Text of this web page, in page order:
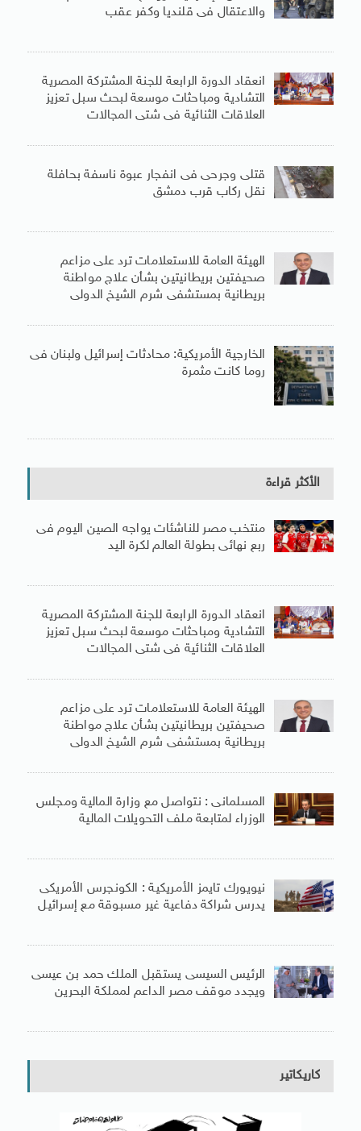
والاعتقال فى قلنديا وكفر عقب
انعقاد الدورة الرابعة للجنة المشتركة المصرية
التشادية ومباحثات موسعة لبحث سبل تعزيز
العلاقات الثنائية فى شتى المجالات
قتلى وجرحى فى انفجار عبوة ناسفة بحافلة
نقل ركاب قرب دمشق
الهيئة العامة للاستعلامات ترد على مزاعم
صحيفتين بريطانيتين بشأن علاج مواطنة
بريطانية بمستشفى شرم الشيخ الدولى
الخارجية الأمريكية: محادثات إسرائيل ولبنان فى
روما كانت مثمرة
الأكثر قراءة
منتخب مصر للناشئات يواجه الصين اليوم فى
ربع نهائى بطولة العالم لكرة اليد
انعقاد الدورة الرابعة للجنة المشتركة المصرية
التشادية ومباحثات موسعة لبحث سبل تعزيز
العلاقات الثنائية فى شتى المجالات
الهيئة العامة للاستعلامات ترد على مزاعم
صحيفتين بريطانيتين بشأن علاج مواطنة
بريطانية بمستشفى شرم الشيخ الدولى
المسلمانى : نتواصل مع وزارة المالية ومجلس
الوزراء لمتابعة ملف التحويلات المالية
نيويورك تايمز الأمريكية : الكونجرس الأمريكى
يدرس شراكة دفاعية غير مسبوقة مع إسرائيل
الرئيس السيسى يستقبل الملك حمد بن عيسى
ويجدد موقف مصر الداعم لمملكة البحرين
كاريكاتير